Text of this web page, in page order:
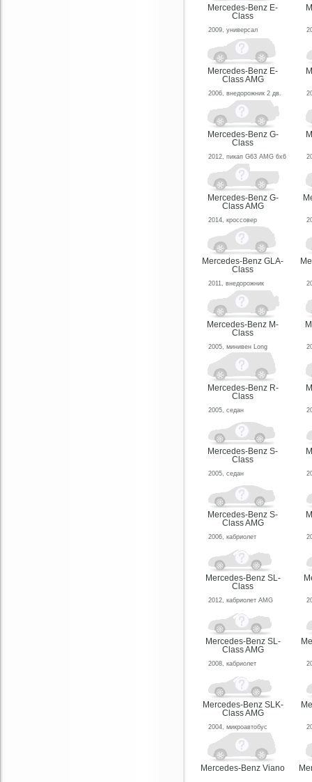
Mercedes-Benz E-
Class
2009, универсал
Mercedes-Benz E-
Class AMG
2006, внедорожник 2 дв.
Mercedes-Benz G-
Class
2012, пикап G63 AMG 6x6
Mercedes-Benz G-
Class AMG
2014, кроссовер
Mercedes-Benz GLA-
Class
2011, внедорожник
Mercedes-Benz M-
Class
2005, минивен Long
Mercedes-Benz R-
Class
2005, седан
Mercedes-Benz S-
Class
2005, седан
Mercedes-Benz S-
Class AMG
2006, кабриолет
Mercedes-Benz SL-
Class
2012, кабриолет AMG
Mercedes-Benz SL-
Class AMG
2008, кабриолет
Mercedes-Benz SLK-
Class AMG
2004, микроавтобус
Mercedes-Benz Viano